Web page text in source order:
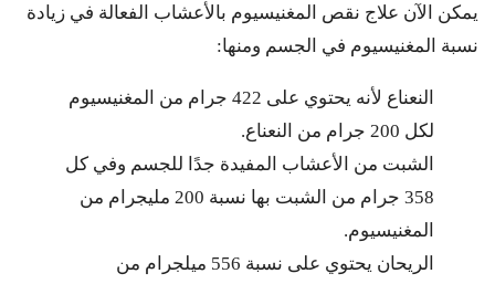
يمكن الآن علاج نقص المغنيسيوم بالأعشاب الفعالة في زيادة
نسبة المغنيسيوم في الجسم ومنها:
النعناع لأنه يحتوي على 422 جرام من المغنيسيوم
لكل 200 جرام من النعناع.
الشبت من الأعشاب المفيدة جدًا للجسم وفي كل
358 جرام من الشبت بها نسبة 200 مليجرام من
المغنيسيوم.
الريحان يحتوي على نسبة 556 ميلجرام من